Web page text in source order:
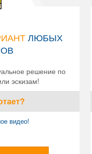
ЛЮБЫХ
решение по
эскизам!
видео!